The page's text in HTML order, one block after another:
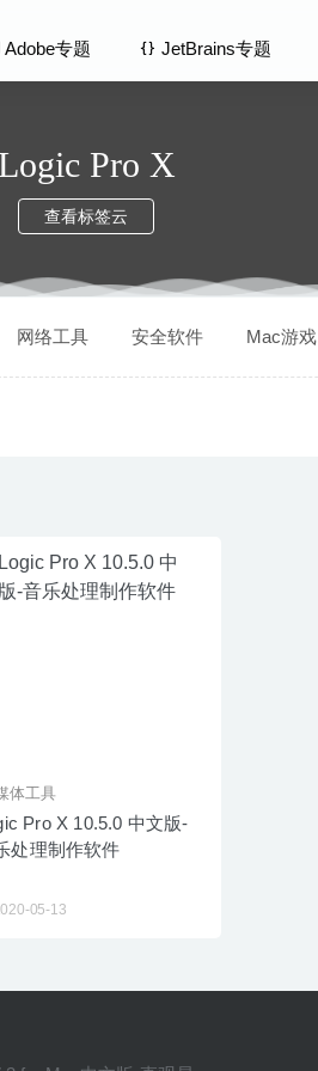
Adobe专题 JetBrains专题
Logic Pro X
查看标签云
网络工具 安全软件 Mac游戏
体工具
Pro X 10.5.0 中文版-
处理制作软件
05-13
2020-07-01